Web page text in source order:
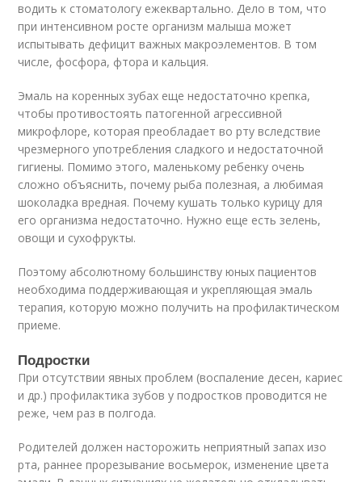
водить к стоматологу ежеквартально. Дело в том, что
при интенсивном росте организм малыша может
испытывать дефицит важных макроэлементов. В том
числе, фосфора, фтора и кальция.
Эмаль на коренных зубах еще недостаточно крепка,
чтобы противостоять патогенной агрессивной
микрофлоре, которая преобладает во рту вследствие
чрезмерного употребления сладкого и недостаточной
гигиены. Помимо этого, маленькому ребенку очень
сложно объяснить, почему рыба полезная, а любимая
шоколадка вредная. Почему кушать только курицу для
его организма недостаточно. Нужно еще есть зелень,
овощи и сухофрукты.
Поэтому абсолютному большинству юных пациентов
необходима поддерживающая и укрепляющая эмаль
терапия, которую можно получить на профилактическом
приеме.
Подростки
При отсутствии явных проблем (воспаление десен, кариес
и др.) профилактика зубов у подростков проводится не
реже, чем раз в полгода.
Родителей должен насторожить неприятный запах изо
рта, раннее прорезывание восьмерок, изменение цвета